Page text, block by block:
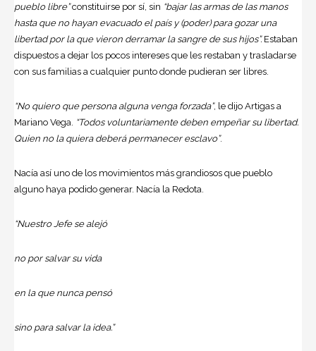
pueblo libre”constituirse por sí, sin “bajar las armas de las manos
hasta que no hayan evacuado el país y (poder) para gozar una
libertad por la que vieron derramar la sangre de sus hijos”. Estaban
dispuestos a dejar los pocos intereses que les restaban y trasladarse
con sus familias a cualquier punto donde pudieran ser libres.
“No quiero que persona alguna venga forzada”, le dijo Artigas a
Mariano Vega. “Todos voluntariamente deben empeñar su libertad.
Quien no la quiera deberá permanecer esclavo”.
Nacía así uno de los movimientos más grandiosos que pueblo
alguno haya podido generar. Nacía la Redota.
“Nuestro Jefe se alejó
no por salvar su vida
en la que nunca pensó
sino para salvar la idea.”